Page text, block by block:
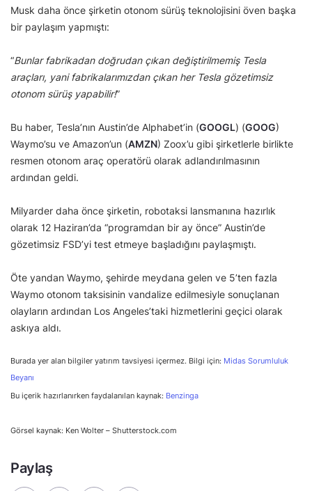
Musk daha önce şirketin otonom sürüş teknolojisini öven başka
bir paylaşım yapmıştı:
“Bunlar fabrikadan doğrudan çıkan değiştirilmemiş Tesla
araçları, yani fabrikalarımızdan çıkan her Tesla gözetimsiz
otonom sürüş yapabilir!”
Bu haber, Tesla’nın Austin’de Alphabet’in (GOOGL) (GOOG)
Waymo’su ve Amazon’un (AMZN) Zoox’u gibi şirketlerle birlikte
resmen otonom araç operatörü olarak adlandırılmasının
ardından geldi.
Milyarder daha önce şirketin, robotaksi lansmanına hazırlık
olarak 12 Haziran’da “programdan bir ay önce” Austin’de
gözetimsiz FSD’yi test etmeye başladığını paylaşmıştı.
Öte yandan Waymo, şehirde meydana gelen ve 5’ten fazla
Waymo otonom taksisinin vandalize edilmesiyle sonuçlanan
olayların ardından Los Angeles’taki hizmetlerini geçici olarak
askıya aldı.
Burada yer alan bilgiler yatırım tavsiyesi içermez. Bilgi için: Midas Sorumluluk
Beyanı
Bu içerik hazırlanırken faydalanılan kaynak: Benzinga
Görsel kaynak: Ken Wolter – Shutterstock.com
Paylaş